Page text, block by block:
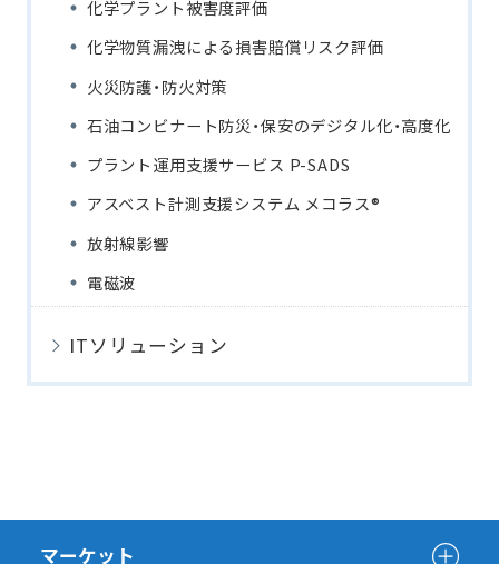
化学プラント被害度評価
化学物質漏洩による損害賠償リスク評価
火災防護・防火対策
石油コンビナート防災・保安のデジタル化・高度化
プラント運用支援サービス P-SADS
アスベスト計測支援システム メコラス®
放射線影響
電磁波
ITソリューション
マーケット